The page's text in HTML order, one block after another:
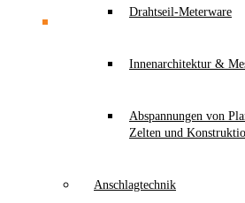
Drahtseil-Meterware
Innenarchitektur &
Abspannungen von
Zelten und
Anschlagtechnik